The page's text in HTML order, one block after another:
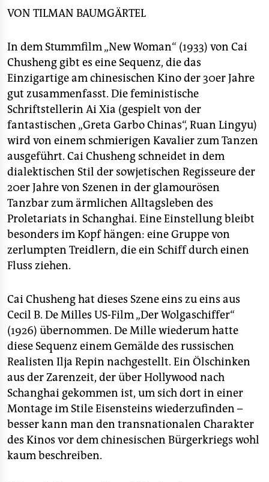
fragen & hilfe
abo
genossenschaft
epaper login
VON TILMAN BAUMGÄRTEL
In dem Stummfilm „New Woman“ (1933) von Cai
Chusheng gibt es eine Sequenz, die das
Einzigartige am chinesischen Kino der 30er Jahre
gut zusammenfasst. Die feministische
Schriftstellerin Ai Xia (gespielt von der
fantastischen „Greta Garbo Chinas“, Ruan Lingyu)
wird von einem schmierigen Kavalier zum Tanzen
ausgeführt. Cai Chusheng schneidet in dem
dialektischen Stil der sowjetischen Regisseure der
20er Jahre von Szenen in der glamourösen
Tanzbar zum ärmlichen Alltagsleben des
Proletariats in Schanghai. Eine Einstellung bleibt
besonders im Kopf hängen: eine Gruppe von
zerlumpten Treidlern, die ein Schiff durch einen
Fluss ziehen.
Cai Chusheng hat dieses Szene eins zu eins aus
Cecil B. De Milles US-Film „Der Wolgaschiffer“
(1926) übernommen. De Mille wiederum hatte
diese Sequenz einem Gemälde des russischen
Realisten Ilja Repin nachgestellt. Ein Ölschinken
aus der Zarenzeit, der über Hollywood nach
Schanghai gekommen ist, um sich dort in einer
Montage im Stile Eisensteins wiederzufinden –
besser kann man den transnationalen Charakter
des Kinos vor dem chinesischen Bürgerkriegs wohl
kaum beschreiben.